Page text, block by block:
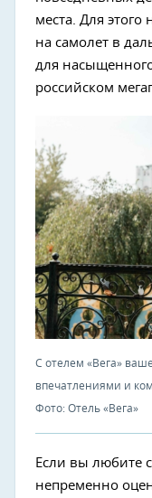
места. Для этого
на самолет в
для
российском
С отелем «Вега»
впечатлениями и
Фото: Отель «Вега»
Если вы любите
непременно